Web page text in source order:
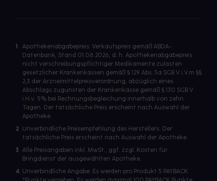
1
Apothekenabgabepreis: Verkaufspreis gemäß ABDA-
Datenbank, Stand 01.08.2026, d. h. Apothekenabgabepreis
nicht verschreibungspflichtiger Medikamente zulasten
gesetzlicher Krankenkassen gemäß § 129 Abs. 5a SGB V i.V.m §§
2,3 der Arzneimittelpreisverordnung, abzüglich eines
Abschlags zugunsten der Krankenkasse gemäß § 130 SGB V
i.H.v. 5% bei Rechnungsbegleichung innerhalb von zehn
Tagen. Der tatsächliche Preis erscheint nach Auswahl der
Apotheke.
2 Unverbindliche Preisempfehlung des Herstellers. Der
tatsächliche Preis erscheint nach Auswahl der Apotheke.
3 Alle Preisangaben inkl. MwSt., ggf. zzgl. Kosten für
Bringdienst der ausgewählten Apotheke.
4 Unverbindliche Angabe. Es werden pro Produkt 5 PAYBACK